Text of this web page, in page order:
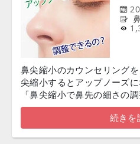
鼻尖縮小のカウンセリング
尖縮小するとアップノーズ
「鼻尖縮小で鼻先の細さの
続きを